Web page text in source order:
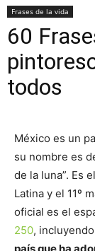
Frases de la vida
60
todos
México es un
su nombre es
de la luna”. Es
Latina y el 11º
oficial es el
250,